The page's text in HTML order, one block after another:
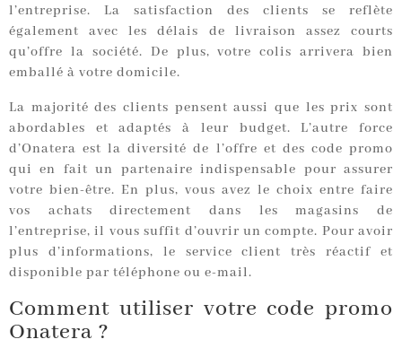
l’entreprise. La satisfaction des clients se reflète
également avec les délais de livraison assez courts
qu’offre la société. De plus, votre colis arrivera bien
emballé à votre domicile.
La majorité des clients pensent aussi que les prix sont
abordables et adaptés à leur budget. L’autre force
d’Onatera est la diversité de l’offre et des code promo
qui en fait un partenaire indispensable pour assurer
votre bien-être. En plus, vous avez le choix entre faire
vos achats directement dans les magasins de
l’entreprise, il vous suffit d’ouvrir un compte. Pour avoir
plus d’informations, le service client très réactif et
disponible par téléphone ou e-mail.
Comment utiliser votre code promo
Onatera ?